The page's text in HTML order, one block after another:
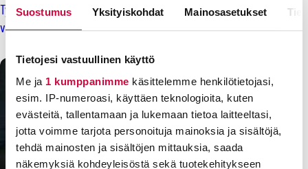
Suostumus Yksityiskohdat Mainosasetukset
Tietojesi vastuullinen käyttö
Me ja 1 kumppanimme käsittelemme henkilötietojasi,
esim. IP-numeroasi, käyttäen teknologioita, kuten
evästeitä, tallentamaan ja lukemaan tietoa laitteeltasi,
jotta voimme tarjota personoituja mainoksia ja sisältöjä,
tehdä mainosten ja sisältöjen mittauksia, saada
näkemyksiä kohdeyleisöstä sekä tuotekehitykseen
Työnantajilla ennenaikainen laskiaisrieha – neuvottelut
vaikeutuvat